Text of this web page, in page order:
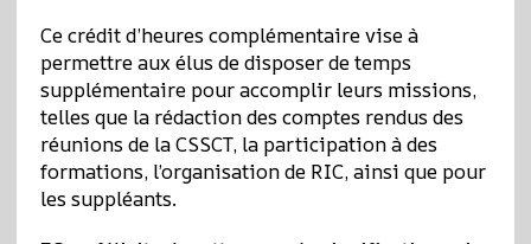
Ce crédit d’heures complémentaire vise à
permettre aux élus de disposer de temps
supplémentaire pour accomplir leurs missions,
telles que la rédaction des comptes rendus des
réunions de la CSSCT, la participation à des
formations, l’organisation de RIC, ainsi que pour
les suppléants.